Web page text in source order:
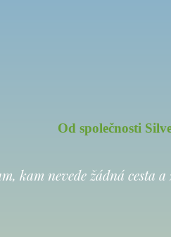
Od společnosti
kam nevede žádná cesta a